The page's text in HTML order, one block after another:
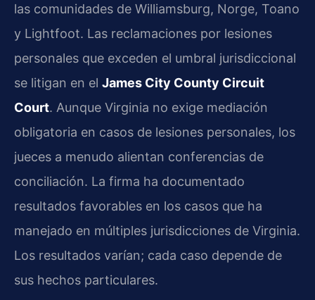
las comunidades de Williamsburg, Norge, Toano
y Lightfoot. Las reclamaciones por lesiones
personales que exceden el umbral jurisdiccional
se litigan en el James City County Circuit
Court. Aunque Virginia no exige mediación
obligatoria en casos de lesiones personales, los
jueces a menudo alientan conferencias de
conciliación. La firma ha documentado
resultados favorables en los casos que ha
manejado en múltiples jurisdicciones de Virginia.
Los resultados varían; cada caso depende de
sus hechos particulares.